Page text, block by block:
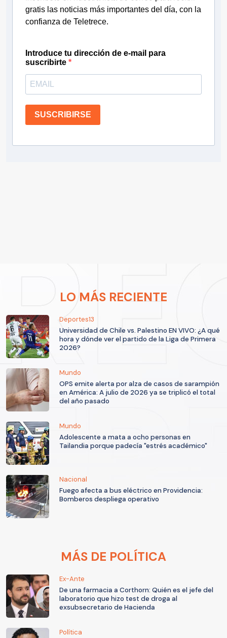
gratis las noticias más importantes del día, con la
confianza de Teletrece.
Introduce tu dirección de e-mail para
suscribirte
SUSCRIBIRSE
LO MÁS RECIENTE
Deportes13
Universidad de Chile vs. Palestino EN VIVO: ¿A qué
hora y dónde ver el partido de la Liga de Primera
2026?
Mundo
OPS emite alerta por alza de casos de sarampión
en América: A julio de 2026 ya se triplicó el total
del año pasado
Mundo
Adolescente a mata a ocho personas en
Tailandia porque padecía "estrés académico"
Nacional
Fuego afecta a bus eléctrico en Providencia:
Bomberos despliega operativo
MÁS DE POLÍTICA
Ex-Ante
De una farmacia a Corthorn: Quién es el jefe del
laboratorio que hizo test de droga al
exsubsecretario de Hacienda
Política